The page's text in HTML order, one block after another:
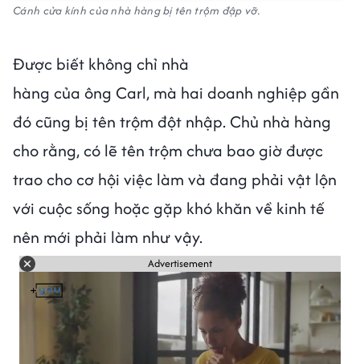
Cánh cửa kính của nhà hàng bị tên trộm đập vỡ.
Được biết không chỉ nhà
hàng của ông Carl, mà hai doanh nghiệp gần
đó cũng bị tên trộm đột nhập. Chủ nhà hàng
cho rằng, có lẽ tên trộm chưa bao giờ được
trao cho cơ hội việc làm và đang phải vật lộn
với cuộc sống hoặc gặp khó khăn về kinh tế
nên mới phải làm như vậy.
Advertisement